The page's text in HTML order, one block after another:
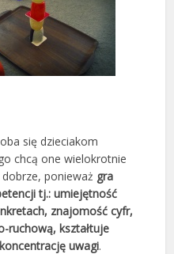
się dzieciakom
chcą one wielokrotnie
ponieważ gra
tj.: umiejętność
znajomość cyfr,
ruchową, kształtuje
uwagi.